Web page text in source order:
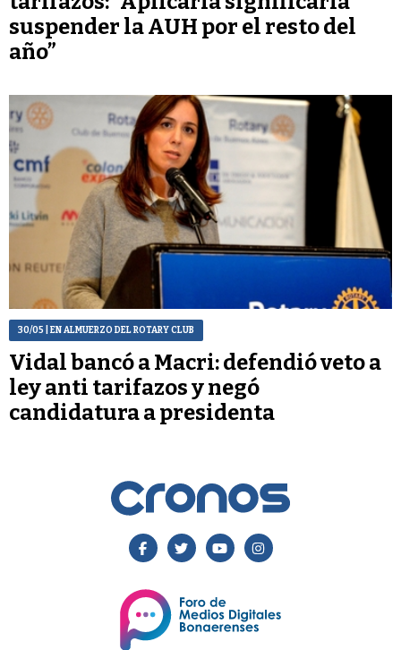
suspender la AUH por el resto del
año”
30/05 | EN ALMUERZO DEL ROTARY CLUB
Vidal bancó a Macri: defendió veto a
ley anti tarifazos y negó
candidatura a presidenta